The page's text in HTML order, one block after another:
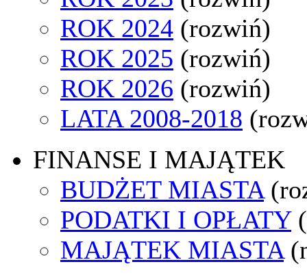
ROK 2024 (rozwiń)
ROK 2025 (rozwiń)
ROK 2026 (rozwiń)
LATA 2008-2018
FINANSE I MAJĄTEK
BUDŻET MIASTA
PODATKI I OPŁATY
MAJĄTEK MIASTA